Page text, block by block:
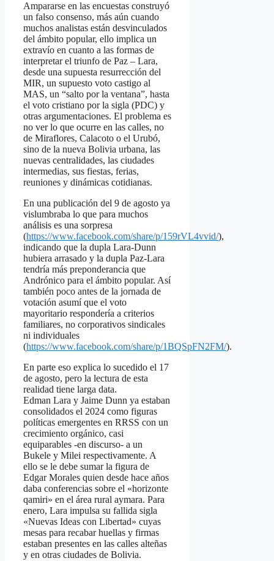
Ampararse en las encuestas construyó
un falso consenso, más aún cuando
muchos analistas están desvinculados
del ámbito popular, ello implica un
extravío en cuanto a las formas de
interpretar el triunfo de Paz – Lara,
desde una supuesta resurrección del
MIR, un supuesto voto castigo al
MAS, un “salto por la ventana”, hasta
el voto cristiano por la sigla (PDC) y
otras argumentaciones. El problema es
no ver lo que ocurre en las calles, no
de Miraflores, Calacoto o el Urubó,
sino de la nueva Bolivia urbana, las
nuevas centralidades, las ciudades
intermedias, sus fiestas, ferias,
reuniones y dinámicas cotidianas.
En una publicación del 9 de agosto ya
vislumbraba lo que para muchos
análisis es una sorpresa
(https://www.facebook.com/share/p/159rVL4vvid/),
indicando que la dupla Lara-Dunn
hubiera arrasado y la dupla Paz-Lara
tendría más preponderancia que
Andrónico para el ámbito popular. Así
también poco antes de la jornada de
votación asumí que el voto
mayoritario respondería a criterios
familiares, no corporativos sindicales
ni individuales
(https://www.facebook.com/share/p/1BQSpFN2FM/).
En parte eso explica lo sucedido el 17
de agosto, pero la lectura de esta
realidad tiene larga data.
Edman Lara y Jaime Dunn ya estaban
consolidados el 2024 como figuras
políticas emergentes en RRSS con un
crecimiento orgánico, casi
equiparables -en discurso- a un
Bukele y Milei respectivamente. A
ello se le debe sumar la figura de
Edgar Morales quien desde hace años
daba conferencias sobre el «horizonte
qamiri» en el área rural aymara. Para
enero, Lara impulsa su fallida sigla
«Nuevas Ideas con Libertad» cuyas
mesas para recabar huellas y firmas
estaban presentes en las calles alteñas
y en otras ciudades de Bolivia.